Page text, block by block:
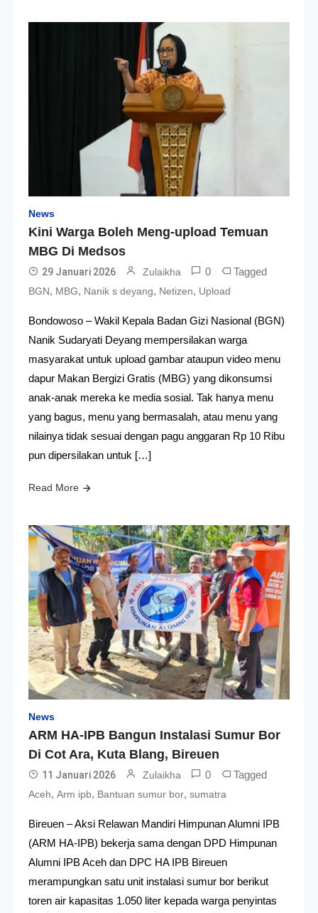
News
Kini Warga Boleh Meng-upload Temuan
MBG Di Medsos
29 Januari 2026 Zulaikha 0 Tagged
BGN, MBG, Nanik s deyang, Netizen, Upload
Bondowoso – Wakil Kepala Badan Gizi Nasional (BGN)
Nanik Sudaryati Deyang mempersilakan warga
masyarakat untuk upload gambar ataupun video menu
dapur Makan Bergizi Gratis (MBG) yang dikonsumsi
anak-anak mereka ke media sosial. Tak hanya menu
yang bagus, menu yang bermasalah, atau menu yang
nilainya tidak sesuai dengan pagu anggaran Rp 10 Ribu
pun dipersilakan untuk […]
Read More
News
ARM HA-IPB Bangun Instalasi Sumur Bor
Di Cot Ara, Kuta Blang, Bireuen
11 Januari 2026 Zulaikha 0 Tagged
Aceh, Arm ipb, Bantuan sumur bor, sumatra
Bireuen – Aksi Relawan Mandiri Himpunan Alumni IPB
(ARM HA-IPB) bekerja sama dengan DPD Himpunan
Alumni IPB Aceh dan DPC HA IPB Bireuen
merampungkan satu unit instalasi sumur bor berikut
toren air kapasitas 1.050 liter kepada warga penyintas